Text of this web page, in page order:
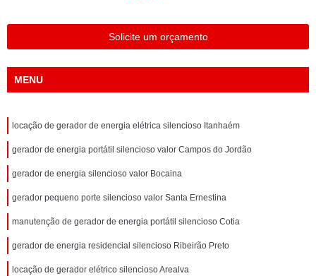
Solicite um orçamento
MENU
locação de gerador de energia elétrica silencioso Itanhaém
gerador de energia portátil silencioso valor Campos do Jordão
gerador de energia silencioso valor Bocaina
gerador pequeno porte silencioso valor Santa Ernestina
manutenção de gerador de energia portátil silencioso Cotia
gerador de energia residencial silencioso Ribeirão Preto
locação de gerador elétrico silencioso Arealva